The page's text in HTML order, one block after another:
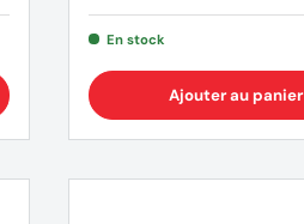
En stock
Ajouter au panier